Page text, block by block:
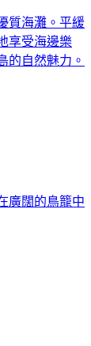
質海灘。平緩
享受海邊樂
的自然魅力。
廣闊的鳥籠中